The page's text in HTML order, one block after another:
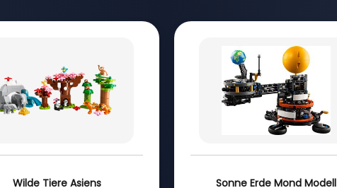
Wilde Tiere Asiens Sonne Erde Mond Modell